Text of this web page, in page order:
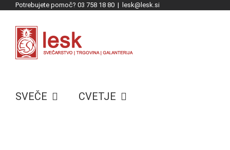
content
Potrebujete pomoč? 03 758 18 80 | lesk@lesk.si
SVEČE CVETJE